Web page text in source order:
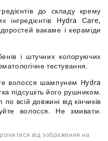
до складу крему
інгредієнтів Hydra Сare,
вакаме і кераміди
і штучних колоруючих
тестування.
волосся шампунем Hydra
підсушіть його рушником.
всій довжині від кінчиків
волосся. Не змивати.
від зображення на